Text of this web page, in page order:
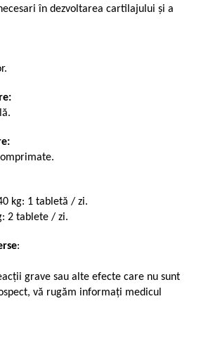
în dezvoltarea cartilajului și a
kg: 1 tabletă / zi.
2 tablete / zi.
:
grave sau alte efecte care nu sunt
vă rugăm informaţi medicul